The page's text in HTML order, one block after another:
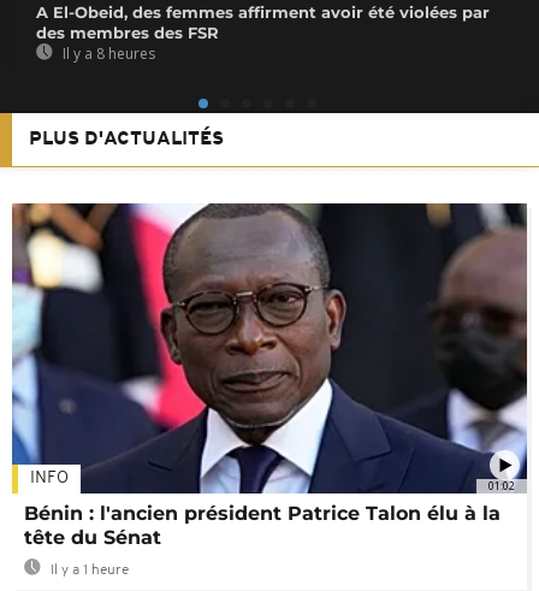
A El-Obeid, des femmes affirment avoir été violées par
des membres des FSR
Il y a 8 heures
PLUS D'ACTUALITÉS
01:02
INFO
Bénin : l'ancien président Patrice Talon élu à la
tête du Sénat
Il y a 1 heure